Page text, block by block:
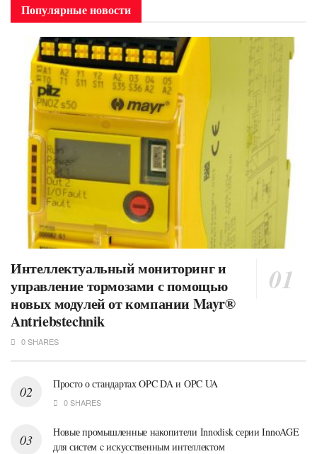
Популярные новости
Интеллектуальный мониторинг и
управление тормозами с помощью
новых модулей от компании Mayr®
Antriebstechnik
0 SHARES
Просто о стандартах OPC DA и OPC UA
0 SHARES
Новые промышленные накопители Innodisk серии InnoAGE
для систем c искусственным интеллектом